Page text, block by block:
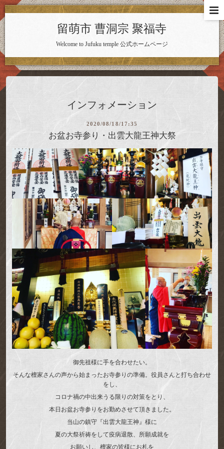
留萌市 曹洞宗 聚福寺
Welcome to Jufuku temple 公式ホームページ
インフォメーション
2020/08/18/17:35
お盆お寺参り・出雲大龍王神大祭
御先祖様に手を合わせたい。
そんな檀家さんの声から始まったお寺参りの準備。役員さんと打ち合わせ
をし、
コロナ禍の中出来うる限りの対策をとり、
本日お盆お寺参りをお勤めさせて頂きました。
当山の鎮守『出雲大龍王神』様に
夏の大祭祈祷をして疫病退散、所願成就を
お願いし、檀家の皆様にお札を